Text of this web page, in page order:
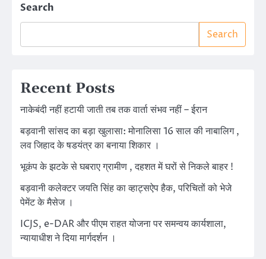
Search
Search
Recent Posts
नाकेबंदी नहीं हटायी जाती तब तक वार्ता संभव नहीं – ईरान
बड़वानी सांसद का बड़ा खुलासा: मोनालिसा 16 साल की नाबालिग ,
लव जिहाद के षडयंत्र का बनाया शिकार ।
भूकंप के झटके से घबराए ग्रामीण , दहशत में घरों से निकले बाहर !
बड़वानी कलेक्टर जयति सिंह का व्हाट्सऐप हैक, परिचितों को भेजे
पेमेंट के मैसेज ।
ICJS, e-DAR और पीएम राहत योजना पर समन्वय कार्यशाला,
न्यायाधीश ने दिया मार्गदर्शन ।